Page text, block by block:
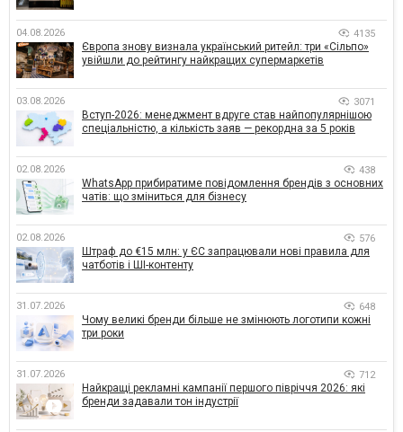
04.08.2026 4135
Європа знову визнала український ритейл: три «Сільпо»
увійшли до рейтингу найкращих супермаркетів
03.08.2026 3071
Вступ-2026: менеджмент вдруге став найпопулярнішою
спеціальністю, а кількість заяв — рекордна за 5 років
02.08.2026 438
WhatsApp прибиратиме повідомлення брендів з основних
чатів: що зміниться для бізнесу
02.08.2026 576
Штраф до €15 млн: у ЄС запрацювали нові правила для
чатботів і ШІ-контенту
31.07.2026 648
Чому великі бренди більше не змінюють логотипи кожні
три роки
31.07.2026 712
Найкращі рекламні кампанії першого півріччя 2026: які
бренди задавали тон індустрії